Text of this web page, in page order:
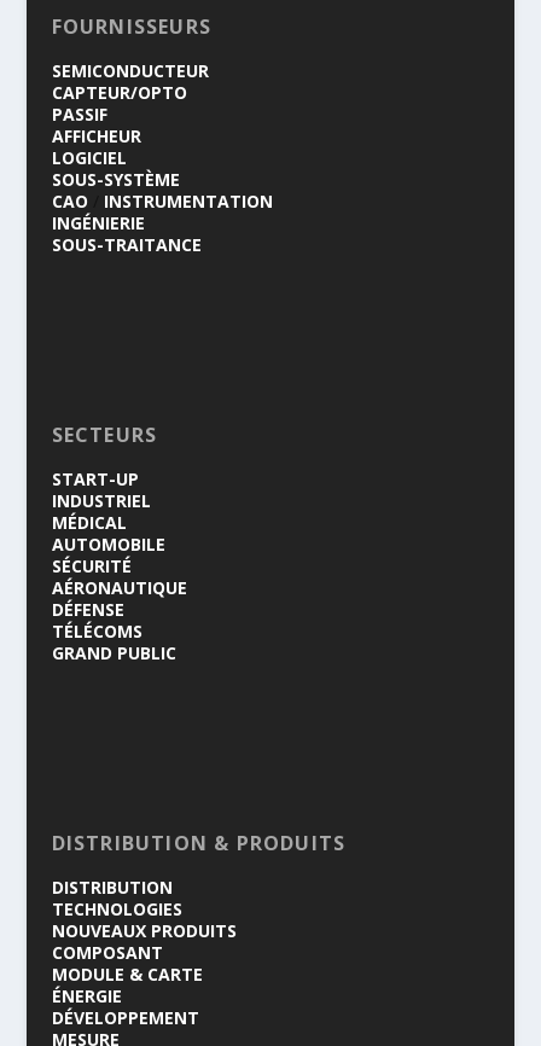
FOURNISSEURS
SEMICONDUCTEUR
CAPTEUR/OPTO
PASSIF
AFFICHEUR
LOGICIEL
SOUS-SYSTÈME
CAO
INSTRUMENTATION
INGÉNIERIE
SOUS-TRAITANCE
SECTEURS
START-UP
INDUSTRIEL
MÉDICAL
AUTOMOBILE
SÉCURITÉ
AÉRONAUTIQUE
DÉFENSE
TÉLÉCOMS
GRAND PUBLIC
DISTRIBUTION & PRODUITS
DISTRIBUTION
TECHNOLOGIES
NOUVEAUX PRODUITS
COMPOSANT
MODULE & CARTE
ÉNERGIE
DÉVELOPPEMENT
MESURE